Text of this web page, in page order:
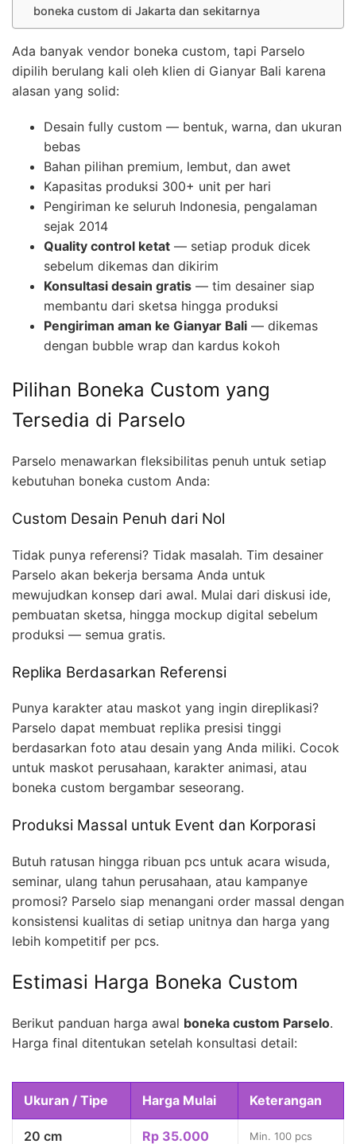
boneka custom di Jakarta dan sekitarnya
Ada banyak vendor boneka custom, tapi Parselo
dipilih berulang kali oleh klien di Gianyar Bali karena
alasan yang solid:
Desain fully custom — bentuk, warna, dan ukuran
bebas
Bahan pilihan premium, lembut, dan awet
Kapasitas produksi 300+ unit per hari
Pengiriman ke seluruh Indonesia, pengalaman
sejak 2014
Quality control ketat — setiap produk dicek
sebelum dikemas dan dikirim
Konsultasi desain gratis — tim desainer siap
membantu dari sketsa hingga produksi
Pengiriman aman ke Gianyar Bali — dikemas
dengan bubble wrap dan kardus kokoh
Pilihan Boneka Custom yang
Tersedia di Parselo
Parselo menawarkan fleksibilitas penuh untuk setiap
kebutuhan boneka custom Anda:
Custom Desain Penuh dari Nol
Tidak punya referensi? Tidak masalah. Tim desainer
Parselo akan bekerja bersama Anda untuk
mewujudkan konsep dari awal. Mulai dari diskusi ide,
pembuatan sketsa, hingga mockup digital sebelum
produksi — semua gratis.
Replika Berdasarkan Referensi
Punya karakter atau maskot yang ingin direplikasi?
Parselo dapat membuat replika presisi tinggi
berdasarkan foto atau desain yang Anda miliki. Cocok
untuk maskot perusahaan, karakter animasi, atau
boneka custom bergambar seseorang.
Produksi Massal untuk Event dan Korporasi
Butuh ratusan hingga ribuan pcs untuk acara wisuda,
seminar, ulang tahun perusahaan, atau kampanye
promosi? Parselo siap menangani order massal dengan
konsistensi kualitas di setiap unitnya dan harga yang
lebih kompetitif per pcs.
Estimasi Harga Boneka Custom
Berikut panduan harga awal boneka custom Parselo.
Harga final ditentukan setelah konsultasi detail:
Ukuran / Tipe Harga Mulai Keterangan
20 cm Rp 35.000 Min. 100 pcs